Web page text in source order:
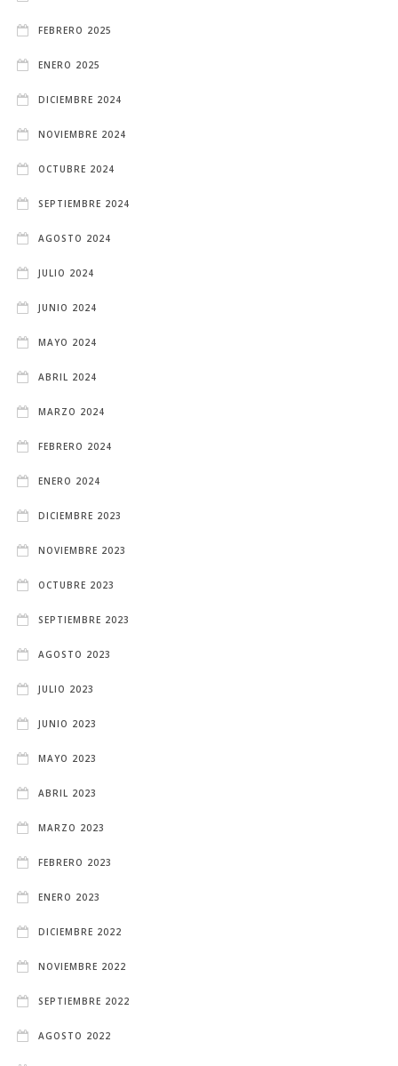
FEBRERO 2025
ENERO 2025
DICIEMBRE 2024
NOVIEMBRE 2024
OCTUBRE 2024
SEPTIEMBRE 2024
AGOSTO 2024
JULIO 2024
JUNIO 2024
MAYO 2024
ABRIL 2024
MARZO 2024
FEBRERO 2024
ENERO 2024
DICIEMBRE 2023
NOVIEMBRE 2023
OCTUBRE 2023
SEPTIEMBRE 2023
AGOSTO 2023
JULIO 2023
JUNIO 2023
MAYO 2023
ABRIL 2023
MARZO 2023
FEBRERO 2023
ENERO 2023
DICIEMBRE 2022
NOVIEMBRE 2022
SEPTIEMBRE 2022
AGOSTO 2022